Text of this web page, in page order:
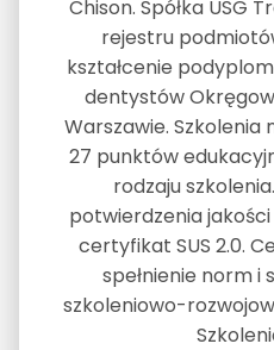
Chison. Spółka USG
rejestru
kształcenie
dentystów
Warszawie.
27 punktów
rodzaju
potwierdzenia jakości
certyfikat SUS 2.0.
spełnienie norm i
szkoleniowo-